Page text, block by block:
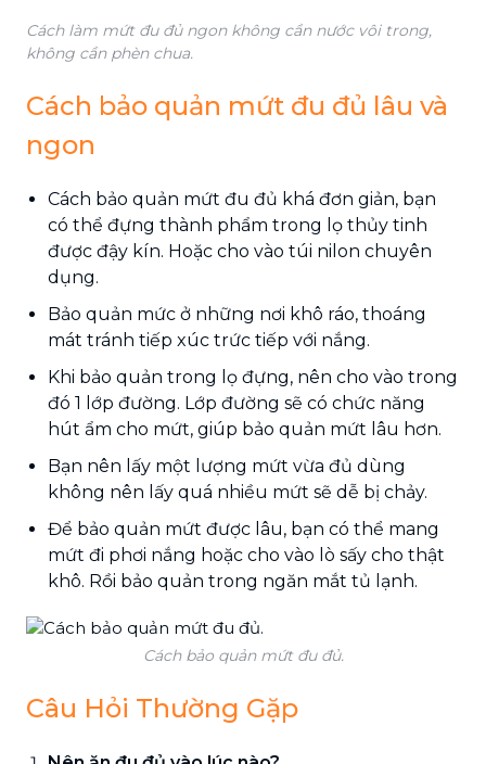
Cách làm mứt đu đủ ngon không cần nước vôi trong,
không cần phèn chua.
Cách bảo quản mứt đu đủ lâu và
ngon
Cách bảo quản mứt đu đủ khá đơn giản, bạn
có thể đựng thành phẩm trong lọ thủy tinh
được đậy kín. Hoặc cho vào túi nilon chuyên
dụng.
Bảo quản mức ở những nơi khô ráo, thoáng
mát tránh tiếp xúc trức tiếp với nắng.
Khi bảo quản trong lọ đựng, nên cho vào trong
đó 1 lớp đường. Lớp đường sẽ có chức năng
hút ẩm cho mứt, giúp bảo quản mứt lâu hơn.
Bạn nên lấy một lượng mứt vừa đủ dùng
không nên lấy quá nhiều mứt sẽ dễ bị chảy.
Để bảo quản mứt được lâu, bạn có thể mang
mứt đi phơi nắng hoặc cho vào lò sấy cho thật
khô. Rồi bảo quản trong ngăn mắt tủ lạnh.
Cách bảo quản mứt đu đủ.
Câu Hỏi Thường Gặp